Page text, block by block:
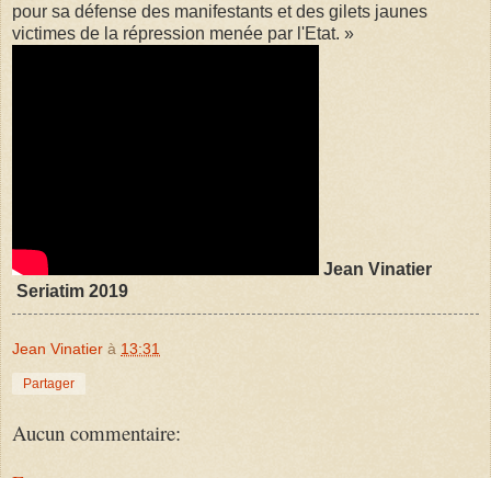
pour sa défense des manifestants et des gilets jaunes
victimes de la répression menée par l'Etat. »
Jean Vinatier
Seriatim 2019
Jean Vinatier à 13:31
Partager
Aucun commentaire: